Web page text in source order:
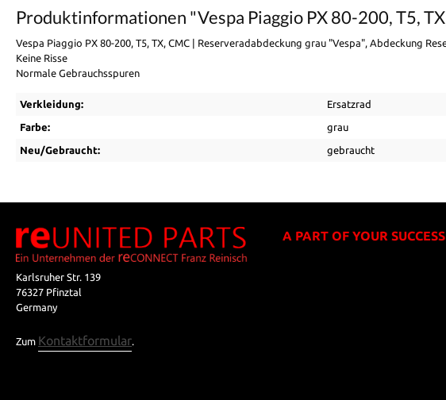
Produktinformationen "Vespa Piaggio PX 80-200, T5,
Vespa Piaggio PX 80-200, T5, TX, CMC | Reserveradabdeckung grau "Vespa", Abdeckung
Keine Risse
Normale Gebrauchsspuren
Verkleidung: Ersatzrad
Farbe: grau
Neu/Gebraucht: gebraucht
Karlsruher Str. 139
76327 Pfinztal
Germany
Zum Kontaktformular.
A PART OF YOUR SUCCESS